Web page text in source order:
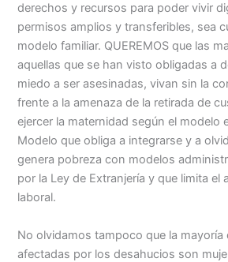
derechos y recursos para poder vivir
permisos amplios y transferibles, sea
modelo familiar. QUEREMOS que las
aquellas que se han visto obligadas a
miedo a ser asesinadas, vivan sin la
frente a la amenaza de la retirada de
ejercer la maternidad según el modelo
Modelo que obliga a integrarse y a
genera pobreza con modelos
por la Ley de Extranjería y que limita el
laboral.
No olvidamos tampoco que la mayoría
afectadas por los desahucios son